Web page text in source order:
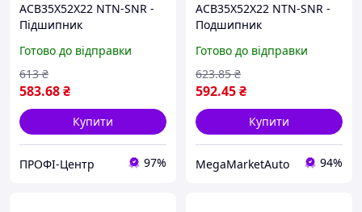
ACB35X52X22 NTN-SNR -
Підшипник
Готово до відправки
583.68₴
613 ₴
Купити
ПРОФІ-Центр 97%
ACB35X52X22 NTN-SNR -
Подшипник
Готово до відправки
592.45₴
623.85 ₴
Купити
MegaMarketAuto 94%